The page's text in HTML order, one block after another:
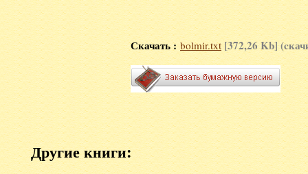
Скачать : bolmir.txt [372,26 Kb]
Другие книги: